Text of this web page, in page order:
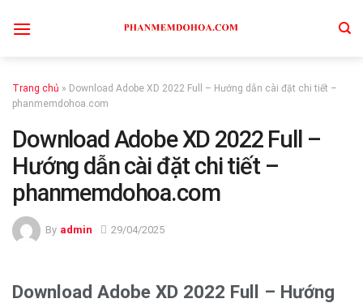
Trang chủ » Download Adobe XD 2022 Full – Hướng dẫn cài đặt chi tiết –
phanmemdohoa.com
Download Adobe XD 2022 Full –
Hướng dẫn cài đặt chi tiết –
phanmemdohoa.com
By admin 29/04/2025
Download Adobe XD 2022 Full – Hướng